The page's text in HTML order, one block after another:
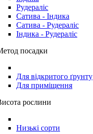
Рудераліс
Сатива - Індика
Сатива - Рудераліс
Індика - Рудераліс
посадки
Для відкритого ґрунту
Для приміщення
рослини
Низькі сорти